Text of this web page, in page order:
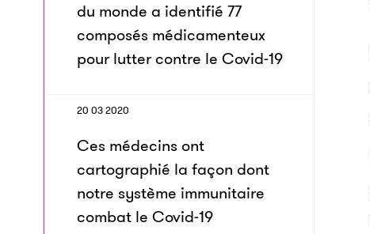
du monde a identifié 77
composés médicamenteux
pour lutter contre le Covid-19
20 03 2020
Ces médecins ont
cartographié la façon dont
notre système immunitaire
combat le Covid-19